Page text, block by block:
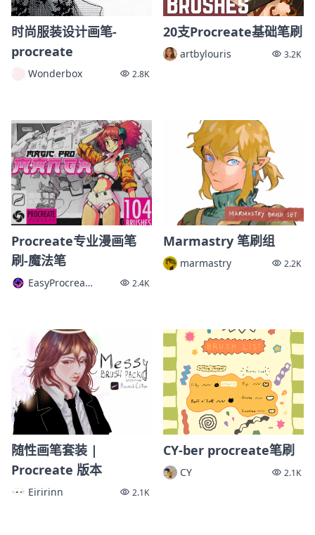
时尚服装设计画笔-
procreate
Wonderbox 2.8K
20支Procreate基础笔刷
artbylouris 3.2K
Procreate专业漫画笔
刷-魔法笔
EasyProcreate 2.4K
Marmastry 笔刷组
marmastry 2.2K
随性画笔套装 |
Procreate 版本
Eiririnn 2.1K
CY-ber procreate笔刷
CY 2.1K